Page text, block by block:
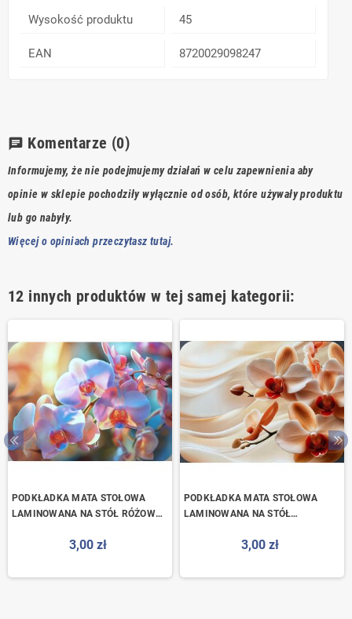
Wysokość produktu 45
EAN 8720029098247
chat Komentarze (0)
Informujemy, że nie podejmujemy działań w celu zapewnienia aby
opinie w sklepie pochodziły wyłącznie od osób, które używały produktu
lub go nabyły.
Więcej o opiniach przeczytasz tutaj.
12 innych produktów w tej samej kategorii:
PODKŁADKA MATA STOŁOWA
LAMINOWANA NA STÓŁ RÓŻOWY
3,00 zł
PODKŁADKA MATA STOŁOWA
LAMINOWANA NA STÓŁ
3,00 zł